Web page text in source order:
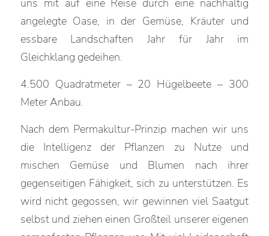
angelegte Oase, in der Gemüse, Kräuter und
essbare Landschaften Jahr für Jahr im
Gleichklang gedeihen.
4.500 Quadratmeter – 20 Hügelbeete – 300
Meter Anbau.
Nach dem Permakultur-Prinzip machen wir uns
die Intelligenz der Pflanzen zu Nutze und
mischen Gemüse und Blumen nach ihrer
gegenseitigen Fähigkeit, sich zu unterstützen. Es
wird nicht gegossen, wir gewinnen viel Saatgut
selbst und ziehen einen Großteil unserer eigenen